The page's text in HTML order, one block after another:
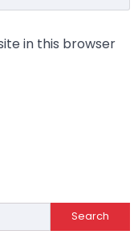
in this browser
Search